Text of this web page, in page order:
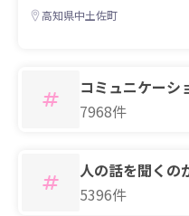
高知県中土佐町
コミュニケーシ
7968件
人の話を聞くの
5396件